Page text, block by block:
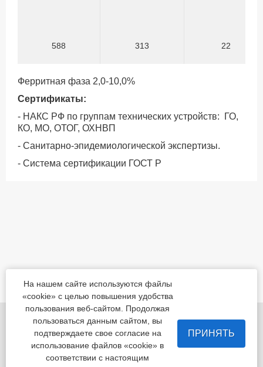
588 313 22
Ферритная фаза 2,0-10,0%
Сертификаты:
- НАКС РФ по группам технических устройств: ГО,
КО, МО, ОТОГ, ОХНВП
- Санитарно-эпидемиологической экспертизы.
- Система сертификации ГОСТ Р
455022, Челябинская обл., Магнитогорск, шоссе
Белорецкое, д.5
пн - пт с 8:00 до 17:00 сб-вс-вых.
На нашем сайте используются файлы
«cookie» с целью повышения удобства
пользования веб-сайтом. Продолжая
пользоваться данным сайтом, вы
подтверждаете свое согласие на
использование файлов «cookie» в
соответствии с настоящим
ПРИНЯТЬ